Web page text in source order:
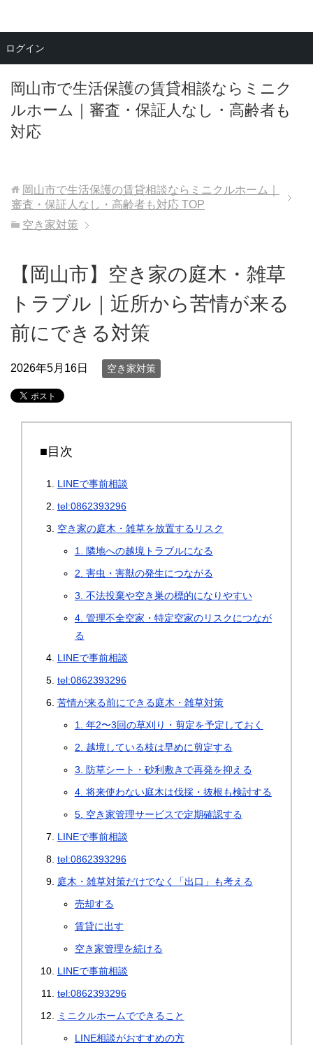
岡山市で生活保護の賃貸相談ならミニク
ルホーム｜審査・保証人なし・高齢者も
対応
メニュー
岡山市で生活保護の賃貸相談ならミニクルホーム｜
審査・保証人なし・高齢者も対応 TOP
空き家対策
【岡山市】空き家の庭木・雑草
トラブル｜近所から苦情が来る
前にできる対策
2026年5月16日 空き家対策
■目次
LINEで事前相談
tel:0862393296
空き家の庭木・雑草を放置するリスク
1. 隣地への越境トラブルになる
2. 害虫・害獣の発生につながる
3. 不法投棄や空き巣の標的になりやすい
4. 管理不全空家・特定空家のリスクにつなが
る
LINEで事前相談
tel:0862393296
苦情が来る前にできる庭木・雑草対策
1. 年2〜3回の草刈り・剪定を予定しておく
2. 越境している枝は早めに剪定する
3. 防草シート・砂利敷きで再発を抑える
4. 将来使わない庭木は伐採・抜根も検討する
5. 空き家管理サービスで定期確認する
LINEで事前相談
tel:0862393296
庭木・雑草対策だけでなく「出口」も考える
売却する
賃貸に出す
空き家管理を続ける
LINEで事前相談
tel:0862393296
ミニクルホームでできること
LINE相談がおすすめの方
ログイン